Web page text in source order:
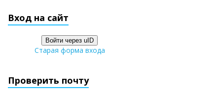
Вход на сайт
Войти через uID
Старая форма входа
Проверить почту